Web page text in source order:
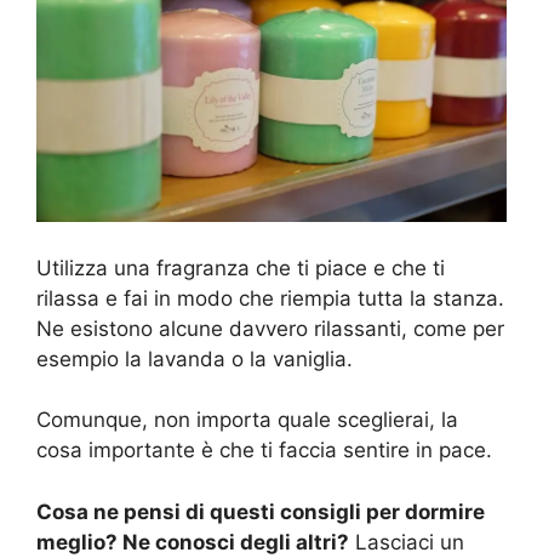
Utilizza una fragranza che ti piace e che ti
rilassa e fai in modo che riempia tutta la stanza.
Ne esistono alcune davvero rilassanti, come per
esempio la lavanda o la vaniglia.
Comunque, non importa quale sceglierai, la
cosa importante è che ti faccia sentire in pace.
Cosa ne pensi di questi consigli per dormire
meglio? Ne conosci degli altri? Lasciaci un